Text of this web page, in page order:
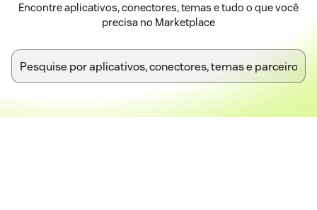
Encontre aplicativos, conectores, temas e tudo o que você
precisa no Marketplace